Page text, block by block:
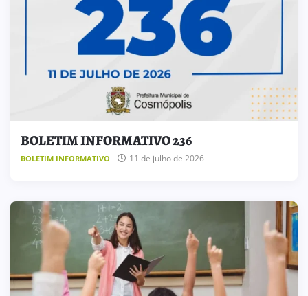
BOLETIM INFORMATIVO 236
BOLETIM INFORMATIVO 11 de julho de 2026